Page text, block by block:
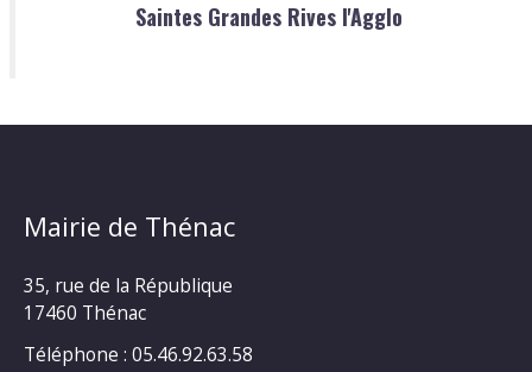
Saintes Grandes Rives l'Agglo
Mairie de Thénac
35, rue de la République
17460 Thénac
Téléphone : 05.46.92.63.58